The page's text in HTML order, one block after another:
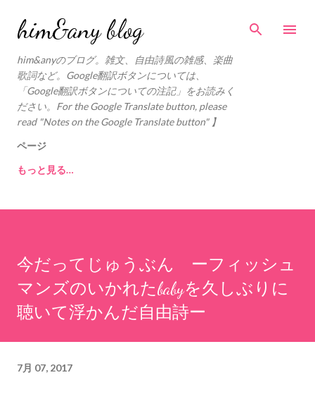
スキップしてメイン コンテンツに移動
him&any blog
him&anyのブログ。雑文、自由詩風の雑感、楽曲
歌詞など。Google翻訳ボタンについては、
「Google翻訳ボタンについての注記」をお読みく
ださい。For the Google Translate button, please
read "Notes on the Google Translate button" 】
ページ
もっと見る…
今だってじゅうぶん ーフィッシュ
マンズのいかれたbabyを久しぶりに
聴いて浮かんだ自由詩ー
7月 07, 2017